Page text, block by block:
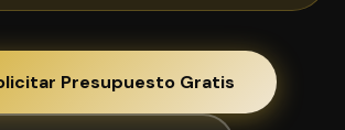
Presupuesto Gratis